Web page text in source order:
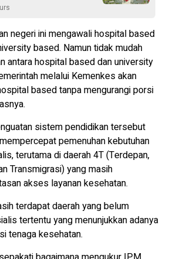
negeri ini mengawali hospital based
based. Namun tidak mudah
antara hospital based dan university
melalui Kemenkes akan
based tanpa mengurangi porsi
sistem pendidikan tersebut
pemenuhan kebutuhan
terutama di daerah 4T (Terdepan,
Transmigrasi) yang masih
akses layanan kesehatan.
terdapat daerah yang belum
tertentu yang menunjukkan adanya
tenaga kesehatan.